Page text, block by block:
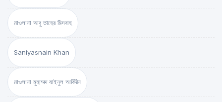
মাওলানা আবু তাহের মিসবাহ
Saniyasnain Khan
মাওলানা মুহাম্মদ যাইনুল আবিদীন